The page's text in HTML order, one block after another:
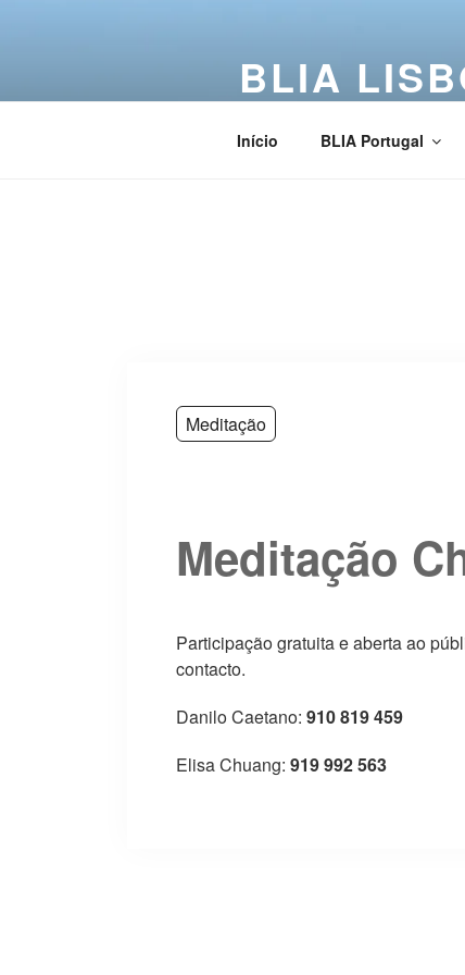
BLIA
Início BLIA Portugal
Meditação
Meditação
Participação gratuita e aberta ao
contacto.
Danilo Caetano: 910 819 459
Elisa Chuang: 919 992 563